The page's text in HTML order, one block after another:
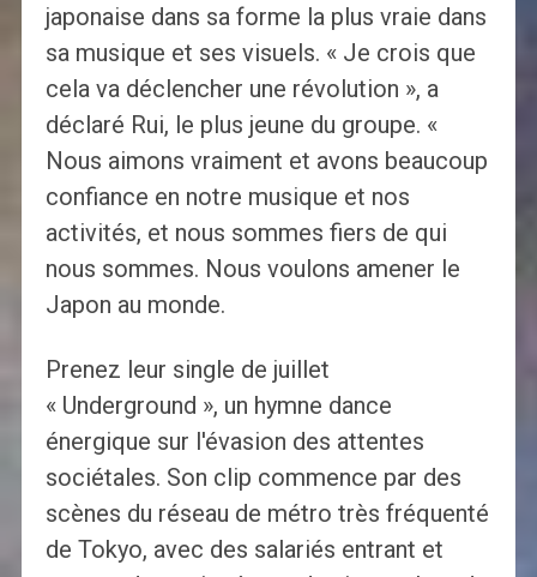
japonaise dans sa forme la plus vraie dans
sa musique et ses visuels. « Je crois que
cela va déclencher une révolution », a
déclaré Rui, le plus jeune du groupe. «
Nous aimons vraiment et avons beaucoup
confiance en notre musique et nos
activités, et nous sommes fiers de qui
nous sommes. Nous voulons amener le
Japon au monde.
Prenez leur single de juillet
« Underground », un hymne dance
énergique sur l'évasion des attentes
sociétales. Son clip commence par des
scènes du réseau de métro très fréquenté
de Tokyo, avec des salariés entrant et